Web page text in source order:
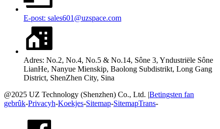
E-post: sales601@uzspace.com
Adres: No.2, No.4, No.5 & No.14, Sône 3, Yndustriële Sône
LianHe, Nanyue Mienskip, Baolong Subdistrikt, Long Gang
District, ShenZhen City, Sina
@2025 UZ Technology (Shenzhen) Co., Ltd. |Betingsten fan
gebrûk-Privacyh-Koekjes-Sitemap-SitemapTrans-